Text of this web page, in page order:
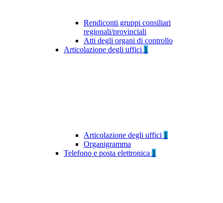
Rendiconti gruppi consiliari
regionali/provinciali
Atti degli organi di controllo
Articolazione degli uffici 1
Articolazione degli uffici 1
Organigramma
Telefono e posta elettronica 1